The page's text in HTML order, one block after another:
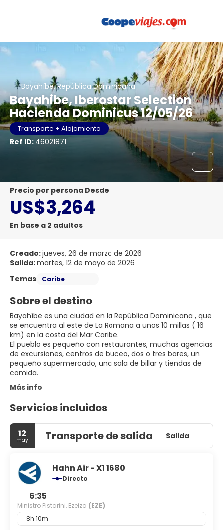
Bayahíbe, República Dominicana
Bayahibe, Iberostar Selection
Hacienda Dominicus 12/05/26
Transporte + Alojamiento
Ref ID: 46021871
precio por persona Desde
US$3,264
En base a 2 adultos
Creado:jueves, 26 de marzo de 2026
Salida:martes, 12 de mayo de 2026
Temas
Caribe
Sobre el destino
Bayahíbe es una ciudad en la República Dominicana , que
se encuentra al este de La Romana a unos 10 millas ( 16
km) en la costa del Mar Caribe.
El pueblo es pequeño con restaurantes, muchas agencias
de excursiones, centros de buceo, dos o tres bares, un
pequeño supermercado, una sala de billar y tiendas de
comida.
Más info
Servicios incluidos
12
may Transporte de salida Salida
Hahn Air - X1 1680
Directo
6:35
Ministro Pistarini, Ezeiza (EZE)
8h 10m